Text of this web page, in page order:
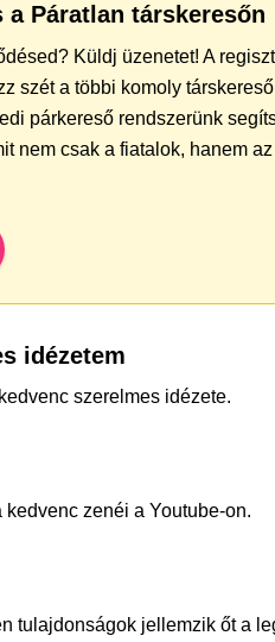
Páratlan társkeresőn
Küldj üzenetet! A
szét a többi komoly
párkereső rendszerünk
nem csak a fiatalok, hanem
idézetem
szerelmes idézete.
kedvenc zenéi a Youtube-on.
tulajdonságok jellemzik őt a